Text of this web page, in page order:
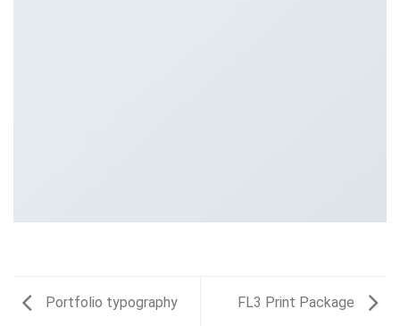
Portfolio typography FL3 Print Package